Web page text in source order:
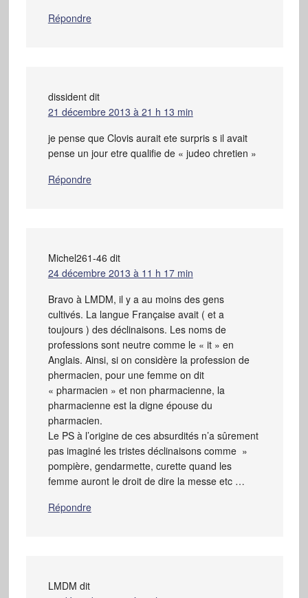
Répondre
dissident dit
21 décembre 2013 à 21 h 13 min
je pense que Clovis aurait ete surpris s il avait
pense un jour etre qualifie de « judeo chretien »
Répondre
Michel261-46 dit
24 décembre 2013 à 11 h 17 min
Bravo à LMDM, il y a au moins des gens
cultivés. La langue Française avait ( et a
toujours ) des déclinaisons. Les noms de
professions sont neutre comme le « it » en
Anglais. Ainsi, si on considère la profession de
phermacien, pour une femme on dit
« pharmacien » et non pharmacienne, la
pharmacienne est la digne épouse du
pharmacien.
Le PS à l’origine de ces absurdités n’a sûrement
pas imaginé les tristes déclinaisons comme »
pompière, gendarmette, curette quand les
femme auront le droit de dire la messe etc …
Répondre
LMDM dit